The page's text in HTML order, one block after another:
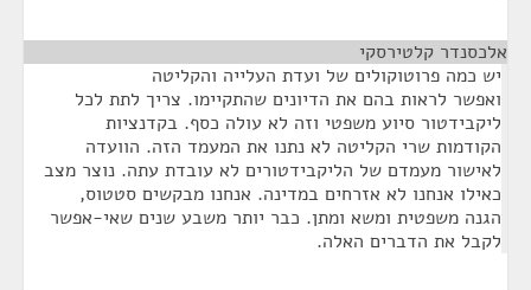
אלכסנדר קלטירסקי
יש כמה פרוטוקולים של ועדת העלייה והקליטה
ואפשר לראות בהם את הדיונים שהתקיימו. צריך לתת לכל
ליקבידטור סיוע משפטי וזה לא עולה כסף. בקדנציות
הקודמות שרי הקליטה לא נתנו את המעמד הזה. הוועדה
לאישור מעמדם של הליקבידטורים לא עובדת עתה. נוצר מצב
כאילו אנחנו לא אזרחים במדינה. אנחנו מבקשים סטטוס,
הגנה משפטית ומשא ומתן. כבר יותר משבע שנים שאי-אפשר
לקבל את הדברים האלה.